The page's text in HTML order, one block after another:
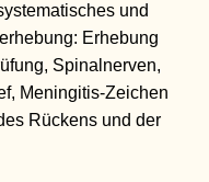
und
Erhebung
Spinalnerven,
Meningitis-Zeichen
Rückens und der